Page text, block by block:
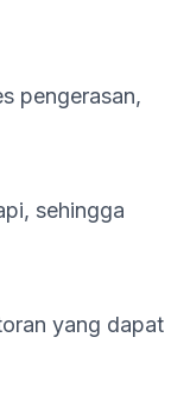
pengerasan,
sehingga
yang dapat